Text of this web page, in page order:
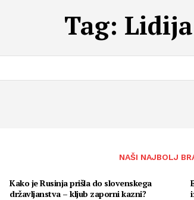
Tag:
NAŠI NAJBOLJ
Kako je Rusinja prišla do slovenskega
državljanstva – kljub zaporni kazni?